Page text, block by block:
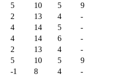
5 10 5
9
2 13 4
-
4 14 5
-
4 14 6
-
2 13 4
-
5 10 5
9
-1 8 4
-